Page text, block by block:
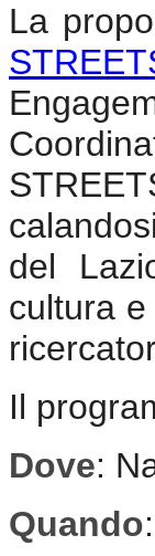
La
del
cultura e
Il
Dove:
Quando